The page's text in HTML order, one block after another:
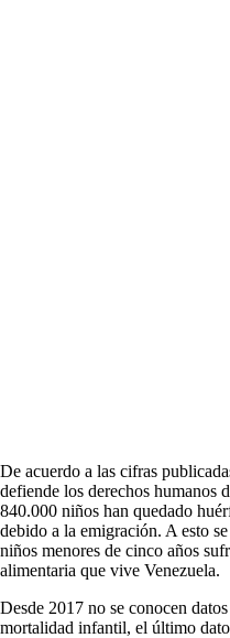
De acuerdo a las cifras
defiende los derechos humanos
840.000 niños han quedado
debido a la emigración. A esto
niños menores de cinco años
alimentaria que vive Venezuela.
Desde 2017 no se conocen
mortalidad infantil, el último